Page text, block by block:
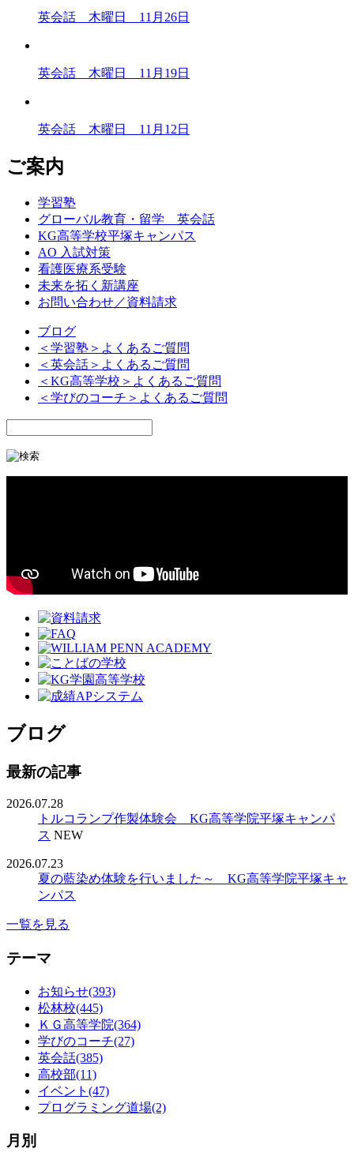
英会話 木曜日 11月26日
英会話 木曜日 11月19日
英会話 木曜日 11月12日
ご案内
学習塾
グローバル教育・留学 英会話
KG高等学校平塚キャンパス
AO 入試対策
看護医療系受験
未来を拓く新講座
お問い合わせ／資料請求
ブログ
＜学習塾＞よくあるご質問
＜英会話＞よくあるご質問
＜KG高等学校＞よくあるご質問
＜学びのコーチ＞よくあるご質問
ブログ
最新の記事
2026.07.28
トルコランプ作製体験会 KG高等学院平塚キャンパ
ス NEW
2026.07.23
夏の藍染め体験を行いました～ KG高等学院平塚キャ
ンパス
一覧を見る
テーマ
お知らせ(393)
松林校(445)
ＫＧ高等学院(364)
学びのコーチ(27)
英会話(385)
高校部(11)
イベント(47)
プログラミング道場(2)
月別